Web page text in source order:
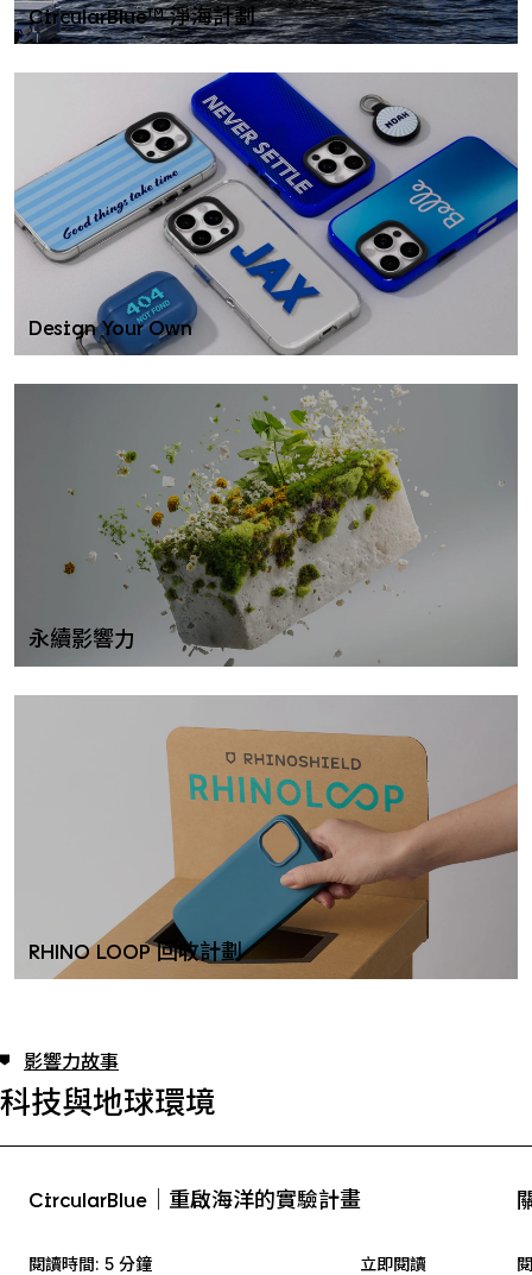
CircularBlue™ 淨海計劃
Design Your Own
永續影響力
RHINO LOOP 回收計劃
影響力故事
科技與地球環境
CircularBlue｜重啟海洋的實驗計畫
閱讀時間: 5 分鐘 立即閱讀